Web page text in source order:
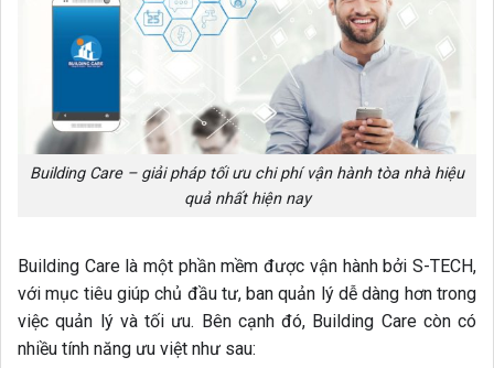
Building Care – giải pháp tối ưu chi phí vận hành tòa nhà hiệu
quả nhất hiện nay
Building Care là một phần mềm được vận hành bởi S-TECH,
với mục tiêu giúp chủ đầu tư, ban quản lý dễ dàng hơn trong
việc quản lý và tối ưu. Bên cạnh đó, Building Care còn có
nhiều tính năng ưu việt như sau: